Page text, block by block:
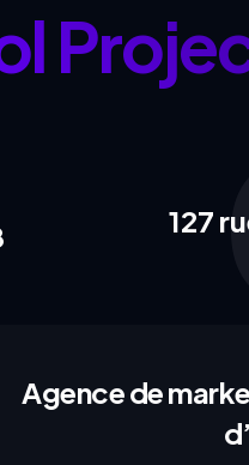
127
Agence de